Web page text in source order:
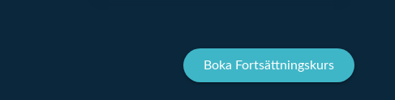
Boka Fortsättningskurs